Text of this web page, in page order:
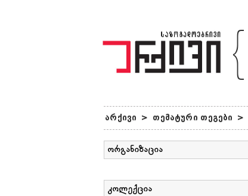
{
არქივი > თემატური თეგები >
ორგანიზაცია
კოლექცია